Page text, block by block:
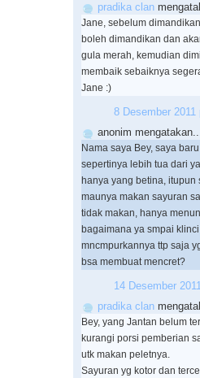
pradika clan
Jane, sebelum
boleh dimandikan dan
gula merah, kemudian
membaik sebaiknya
Jane :)
8 Desember 2011
anonim
Nama saya Bey, saya
sepertinya lebih tua dari
hanya yang betina,
maunya makan sayuran
tidak makan, hanya
bagaimana ya smpai
mncmpurkannya ttp saja
bsa membuat mencret?
14 Desember
pradika clan
Bey, yang Jantan belum
kurangi porsi pemberian
utk makan peletnya.
Sayuran yg kotor dan